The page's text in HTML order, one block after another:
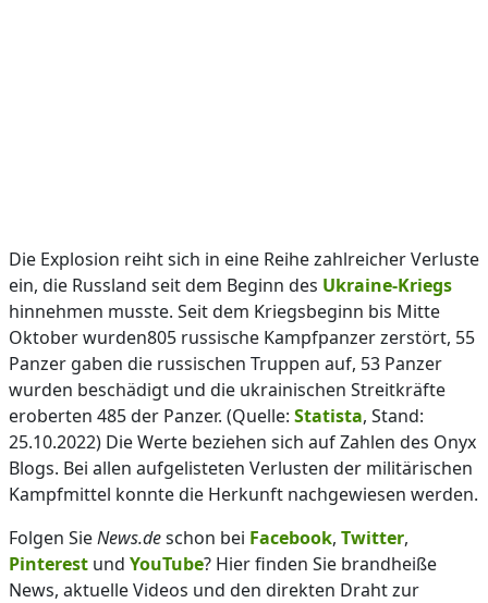
Die Explosion reiht sich in eine Reihe zahlreicher Verluste
ein, die Russland seit dem Beginn des Ukraine-Kriegs
hinnehmen musste. Seit dem Kriegsbeginn bis Mitte
Oktober wurden805 russische Kampfpanzer zerstört, 55
Panzer gaben die russischen Truppen auf, 53 Panzer
wurden beschädigt und die ukrainischen Streitkräfte
eroberten 485 der Panzer. (Quelle: Statista, Stand:
25.10.2022) Die Werte beziehen sich auf Zahlen des Onyx
Blogs. Bei allen aufgelisteten Verlusten der militärischen
Kampfmittel konnte die Herkunft nachgewiesen werden.
Folgen SieNews.deschon bei Facebook, Twitter,
Pinterest und YouTube? Hier finden Sie brandheiße
News, aktuelle Videos und den direkten Draht zur